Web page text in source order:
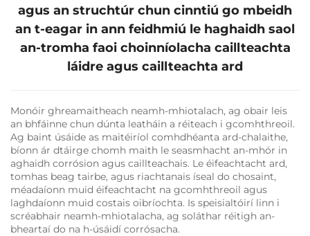
agus an struchtúr chun cinntiú go mbeidh
an t-eagar in ann feidhmiú le haghaidh saol
an-tromha faoi choinníolacha caillteachta
láidre agus caillteachta ard
Monóir ghreamaitheach neamh-mhiotalach, ag obair leis
an bhfáinne chun dúnta leatháin a réiteach i gcomhthreoil.
Ag baint úsáide as maitéiríol comhdhéanta ard-chalaithe,
bíonn ár dtáirge chomh maith le seasmhacht an-mhór in
aghaidh corrósion agus caillteachais. Le éifeachtacht ard,
tomhas beag tairbe, agus riachtanais íseal do chosaint,
méadaíonn muid éifeachtacht na gcomhthreoil agus
laghdaíonn muid costais oibríochta. Is speisialtóirí linn i
scréabhair neamh-mhiotalacha, ag soláthar réitigh an-
bheartaí do na h-úsáidí corrósacha.